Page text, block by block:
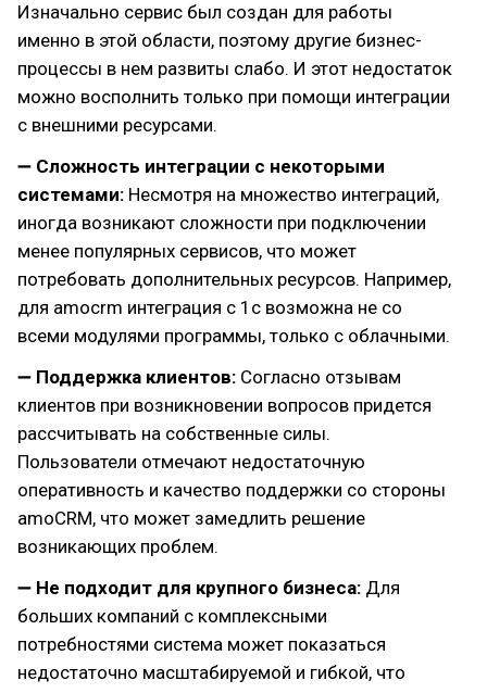
Изначально сервис был создан для работы
именно в этой области, поэтому другие бизнес-
процессы в нем развиты слабо. И этот недостаток
можно восполнить только при помощи интеграции
с внешними ресурсами.
➖ Сложность интеграции с некоторыми
системами: Несмотря на множество интеграций,
иногда возникают сложности при подключении
менее популярных сервисов, что может
потребовать дополнительных ресурсов. Например,
для amocrm интеграция с 1с возможна не со
всеми модулями программы, только с облачными.
➖ Поддержка клиентов: Согласно отзывам
клиентов при возникновении вопросов придется
рассчитывать на собственные силы.
Пользователи отмечают недостаточную
оперативность и качество поддержки со стороны
amoCRM, что может замедлить решение
возникающих проблем.
➖ Не подходит для крупного бизнеса: Для
больших компаний с комплексными
потребностями система может показаться
недостаточно масштабируемой и гибкой, что